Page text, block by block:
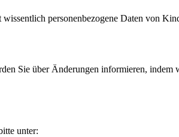
personenbezogene Daten von
Sie über Änderungen informieren,
unter: